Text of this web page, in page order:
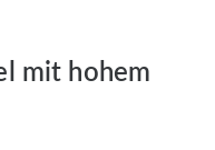
mit hohem